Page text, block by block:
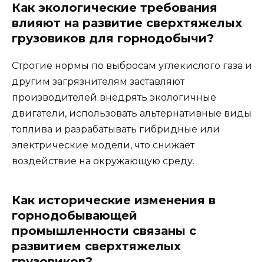
Как экологические требования
влияют на развитие сверхтяжелых
грузовиков для горнодобычи?
Строгие нормы по выбросам углекислого газа и
другим загрязнителям заставляют
производителей внедрять экологичные
двигатели, использовать альтернативные виды
топлива и разрабатывать гибридные или
электрические модели, что снижает
воздействие на окружающую среду.
Как исторические изменения в
горнодобывающей
промышленности связаны с
развитием сверхтяжелых